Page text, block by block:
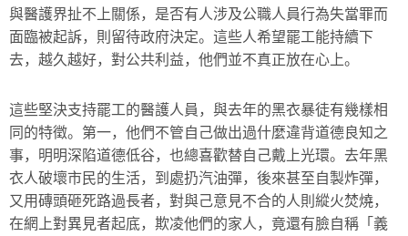
與醫護界扯不上關係，是否有人涉及公職人員行為失當罪而
面臨被起訴，則留待政府決定。這些人希望罷工能持續下
去，越久越好，對公共利益，他們並不真正放在心上。
這些堅決支持罷工的醫護人員，與去年的黑衣暴徒有幾樣相
同的特徵。第一，他們不管自己做出過什麼違背道德良知之
事，明明深陷道德低谷，也總喜歡替自己戴上光環。去年黑
衣人破壞市民的生活，到處扔汽油彈，後來甚至自製炸彈，
又用磚頭砸死路過長者，對與己意見不合的人則縱火焚燒，
在網上對異見者起底，欺凌他們的家人，竟還有臉自稱「義